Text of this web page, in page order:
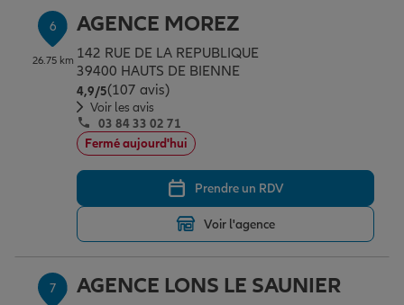
6
26.75 km
AGENCE MOREZ
142 RUE DE LA REPUBLIQUE
39400 HAUTS DE BIENNE
4,9/5Note de 4.9 sur 5
(107 avis)
Voir les avis
03 84 33 02 71
Fermé aujourd'hui
Prendre un RDV
Voir l'agence
7 AGENCE LONS LE SAUNIER